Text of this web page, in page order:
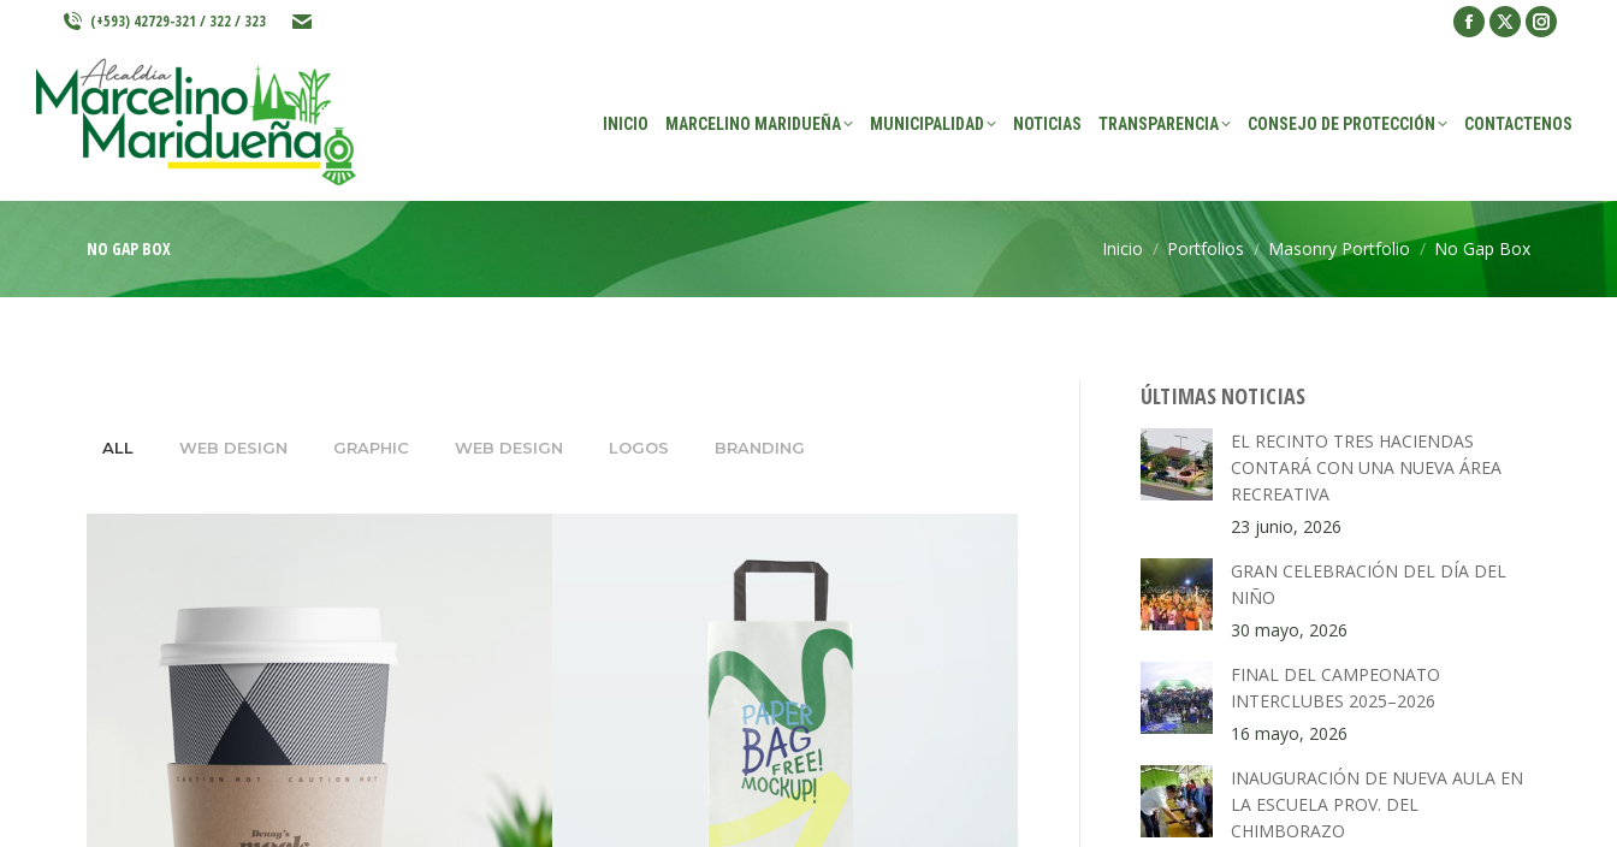
(+593) 42729-321 / 322 / 323
Facebook
in
X
in
in
INICIO MARCELINO MARIDUEÑA MUNICIPALIDAD NOTICIAS TRANSPARENCIA CONSEJO DE PROTECCIÓN CONTACTENOS
NO GAP BOX Estás aquí:
Inicio Portfolios Masonry Portfolio No Gap Box
ALL WEB DESIGN GRAPHIC WEB DESIGN LOGOS BRANDING
PAPER BAG
ÚLTIMAS NOTICIAS
EL RECINTO TRES HACIENDAS
CONTARÁ CON UNA NUEVA ÁREA
RECREATIVA
23 junio, 2026
GRAN CELEBRACIÓN DEL DÍA DEL
NIÑO
30 mayo, 2026
FINAL DEL CAMPEONATO
INTERCLUBES 2025–2026
16 mayo, 2026
INAUGURACIÓN DE NUEVA AULA EN
LA ESCUELA PROV. DEL
CHIMBORAZO